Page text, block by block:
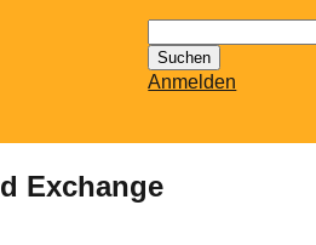
nach:
Anmelden
Exchange